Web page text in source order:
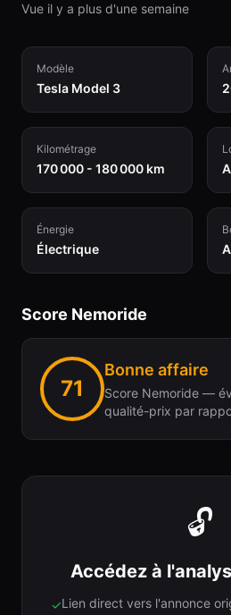
Vue il y a plus d'une semaine
Modèle
Tesla Model 3
Kilométrage
170 000 - 180 000 km
Énergie
Électrique
Score Nemoride
71
Bonne affaire
Score Nemoride —
qualité-prix par
🔓
Accédez à
✓Lien direct vers l'annonce